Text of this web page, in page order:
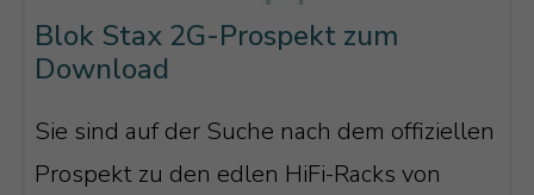
Blok Stax 2G-Prospekt zum
Download
Sie sind auf der Suche nach dem offiziellen
Prospekt zu den edlen HiFi-Racks von